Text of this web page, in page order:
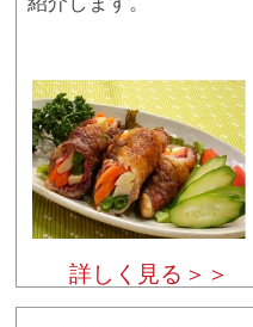
詳しく見る＞＞